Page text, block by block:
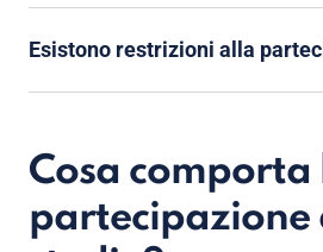
Esistono restrizioni alla
Cosa comporta
partecipazione